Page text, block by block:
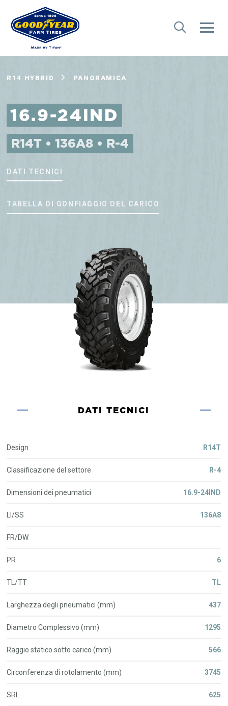
R14 HYBRID PANORAMICA
16.9-24IND
R14T • 136A8 • R-4
DATI TECNICI
TABELLA DI GONFIAGGIO DEL CARICO
DATI TECNICI
Design R14T
Classificazione del settore R-4
Dimensioni dei pneumatici 16.9-24IND
LI/SS 136A8
FR/DW
PR 6
TL/TT TL
Larghezza degli pneumatici (mm) 437
Diametro Complessivo (mm) 1295
Raggio statico sotto carico (mm) 566
Circonferenza di rotolamento (mm) 3745
SRI 625